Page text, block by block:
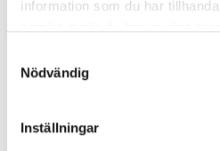
information som du har
Nödvändig
Inställningar
BUS ELLER GODIS -
- tänk utanför skålen - bjud